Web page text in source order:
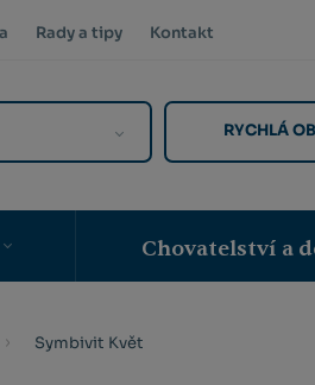
Rady a tipy Kontakt
RYCHLÁ
Chovatelství a
Symbivit Květ